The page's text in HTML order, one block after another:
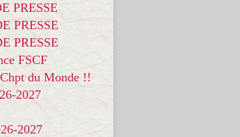
PRESSE
PRESSE
PRESSE
FSCF
du Monde !!
2027
2027